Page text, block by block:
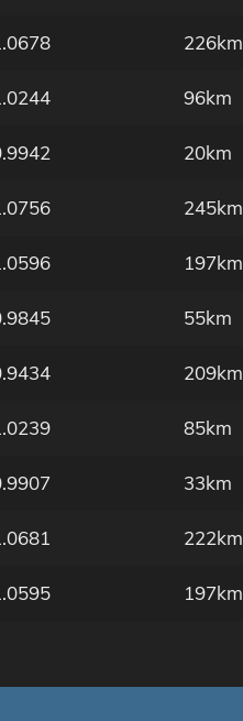
226km
96km
20km
245km
197km
55km
209km
85km
33km
222km
197km